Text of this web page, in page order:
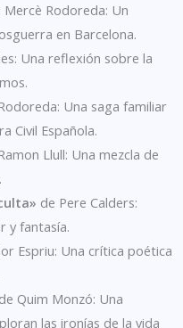
Mercè Rodoreda: Un
en Barcelona.
Una reflexión sobre la
Una saga familiar
Civil Española.
Llull: Una mezcla de
de Pere Calders:
y fantasía.
Espriu: Una crítica poética
de Quim Monzó: Una
las ironías de la vida